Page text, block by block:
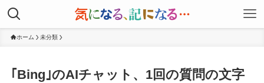
ホーム 未分類
｢Bing｣のAIチャット、1回の質問の文字